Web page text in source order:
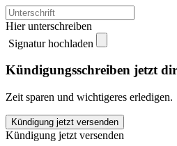
Hier unterschreiben
Signatur hochladen
Kündigungsschreiben jetzt
Zeit sparen und wichtigeres erledigen.
Exilium
Finanz
Kündigung jetzt versenden
Kündigung jetzt versenden